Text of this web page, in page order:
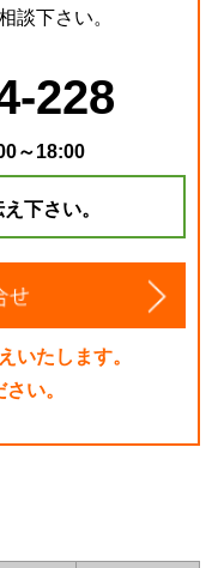
談下さい。
228
～18:00
下さい。
いたします。
い。